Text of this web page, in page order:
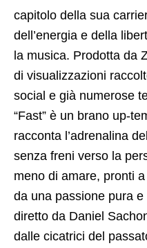
capitolo della sua
dell’energia e della
la musica. Prodotta da
di visualizzazioni
social e già numerose
“Fast” è un brano up-
racconta l’adrenalina
senza freni verso la
meno di amare, pronti
da una passione pura
diretto da Daniel
dalle cicatrici del